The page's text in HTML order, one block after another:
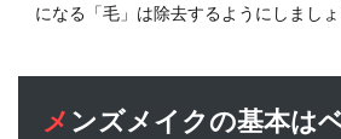
になる「毛」は除去するようにしましょ
メンズメイクの基本は